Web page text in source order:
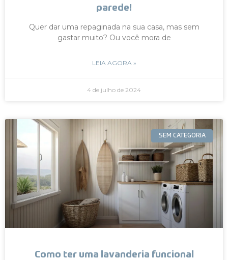
parede!
Quer dar uma repaginada na sua casa, mas sem
gastar muito? Ou você mora de
LEIA AGORA »
4 de julho de 2024
SEM CATEGORIA
Como ter uma lavanderia funcional